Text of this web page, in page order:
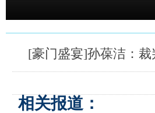
[豪门盛宴]孙葆洁：
相关报道：